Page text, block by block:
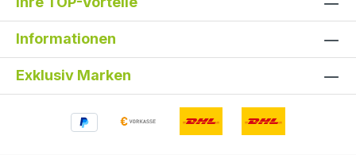
Informationen
Exklusiv Marken